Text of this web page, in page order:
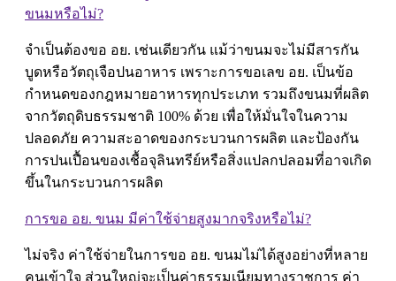
ขนมหรือไม่?
จำเป็นต้องขอ อย. เช่นเดียวกัน แม้ว่าขนมจะไม่มีสารกัน
บูดหรือวัตถุเจือปนอาหาร เพราะการขอเลข อย. เป็นข้อ
กำหนดของกฎหมายอาหารทุกประเภท รวมถึงขนมที่ผลิต
จากวัตถุดิบธรรมชาติ 100% ด้วย เพื่อให้มั่นใจในความ
ปลอดภัย ความสะอาดของกระบวนการผลิต และป้องกัน
การปนเปื้อนของเชื้อจุลินทรีย์หรือสิ่งแปลกปลอมที่อาจเกิด
ขึ้นในกระบวนการผลิต
การขอ อย. ขนม มีค่าใช้จ่ายสูงมากจริงหรือไม่?
ไม่จริง ค่าใช้จ่ายในการขอ อย. ขนมไม่ได้สูงอย่างที่หลาย
คนเข้าใจ ส่วนใหญ่จะเป็นค่าธรรมเนียมทางราชการ ค่า